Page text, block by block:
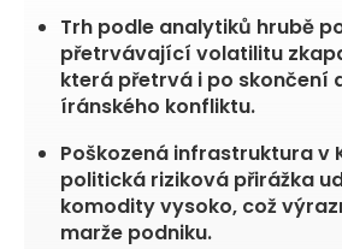
Trh podle analytiků hrubě
přetrvávající volatilitu
která přetrvá i po skončení
íránského konfliktu.
Poškozená infrastruktura v
politická riziková přirážka
komodity vysoko, což
marže podniku.